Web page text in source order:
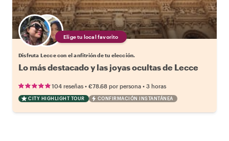
Elige tu local favorito
Disfruta Lecce con el anfitrión de tu elección.
Lo más destacado y las joyas ocultas de Lecce
104 reseñas • €78.68 por persona • 3 horas
CITY HIGHLIGHT TOUR CONFIRMACIÓN INSTANTÁNEA